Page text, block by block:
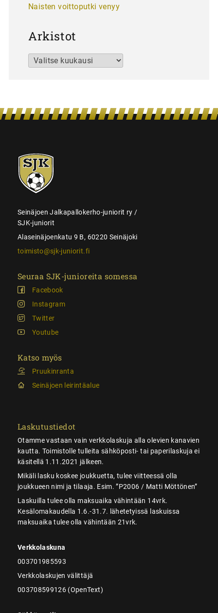
Naisten voittoputki venyy
Arkistot
Arkistot
SJK-
juniorit
Seinäjoen Jalkapallokerho-juniorit ry /
SJK-juniorit
Alaseinäjoenkatu 9 B, 60220 Seinäjoki
toimisto@sjk-juniorit.fi
Seuraa SJK-junioreita somessa
Facebook
Instagram
Twitter
Youtube
Katso myös
Pruukinranta
Seinäjoen leirintäalue
Laskutustiedot
Otamme vastaan vain verkkolaskuja alla olevien kanavien
kautta. Toimistolle tulleita sähköposti- tai paperilaskuja ei
käsitellä 1.11.2021 jälkeen.
Mikäli lasku koskee joukkuetta, tulee viitteessä olla
joukkueen nimi ja tilaaja. Esim. ”P2006 / Matti Möttönen”
Laskuilla tulee olla maksuaika vähintään 14vrk.
Kesälomakaudella 1.6.-31.7. lähetetyissä laskuissa
maksuaika tulee olla vähintään 21vrk.
Verkkolaskuna
003701985593
Verkkolaskujen välittäjä
003708599126 (OpenText)